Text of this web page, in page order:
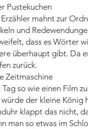
Pustekuchen
mahnt zur
und
dass es Wörter
überhaupt gibt. Da
zurück.
Zeitmaschine
Tag so wie einen Film
würde der kleine König
klappt das nicht,
man so etwas im